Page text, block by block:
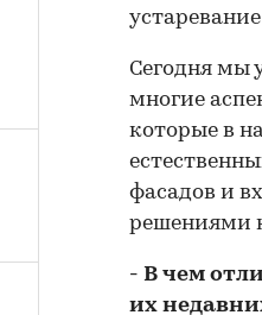
Сегодня мы
многие
которые в
фасадов и
решениями
- В чем
их